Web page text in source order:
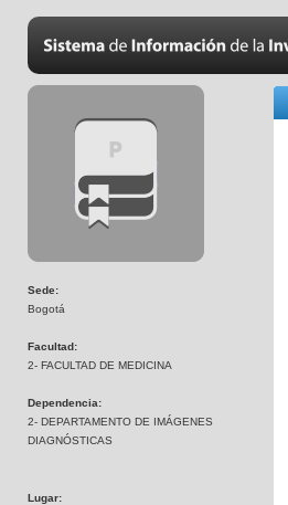
Sede:
Bogotá
Facultad:
2- FACULTAD DE MEDICINA
Dependencia:
2- DEPARTAMENTO DE IMÁGENES
DIAGNÓSTICAS
Lugar: